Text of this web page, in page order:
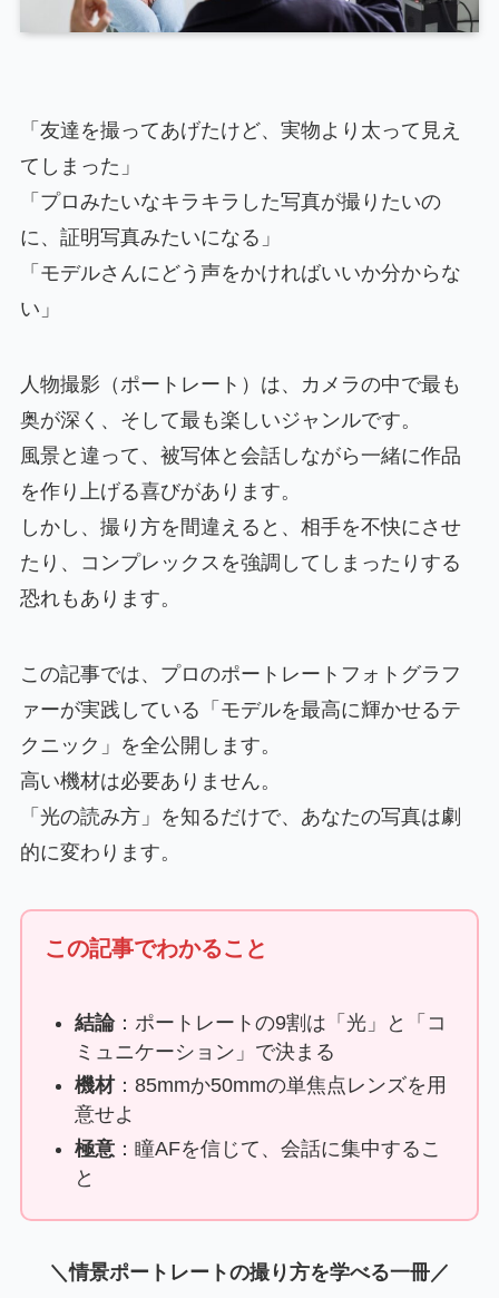
「友達を撮ってあげたけど、実物より太って見え
てしまった」
「プロみたいなキラキラした写真が撮りたいの
に、証明写真みたいになる」
「モデルさんにどう声をかければいいか分からな
い」
人物撮影（ポートレート）は、カメラの中で最も
奥が深く、そして最も楽しいジャンルです。
風景と違って、被写体と会話しながら一緒に作品
を作り上げる喜びがあります。
しかし、撮り方を間違えると、相手を不快にさせ
たり、コンプレックスを強調してしまったりする
恐れもあります。
この記事では、プロのポートレートフォトグラフ
ァーが実践している「モデルを最高に輝かせるテ
クニック」を全公開します。
高い機材は必要ありません。
「光の読み方」を知るだけで、あなたの写真は劇
的に変わります。
この記事でわかること
結論：ポートレートの9割は「光」と「コ
ミュニケーション」で決まる
機材：85mmか50mmの単焦点レンズを用
意せよ
極意：瞳AFを信じて、会話に集中するこ
と
＼情景ポートレートの撮り方を学べる一冊／